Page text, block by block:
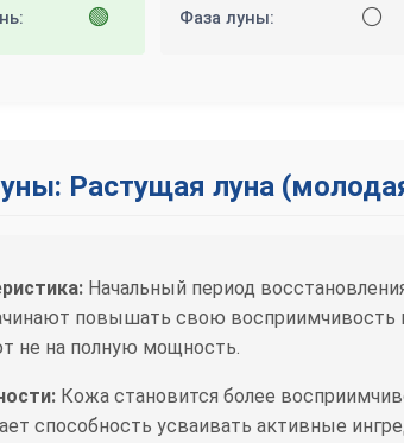
🟢 Фаза луны: ⚪
Растущая луна
Начальный период
повышать свою
не на полную мощность.
Кожа становится более
способность усваивать активные